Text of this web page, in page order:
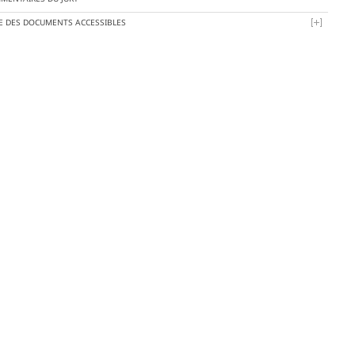
DES DOCUMENTS ACCESSIBLES